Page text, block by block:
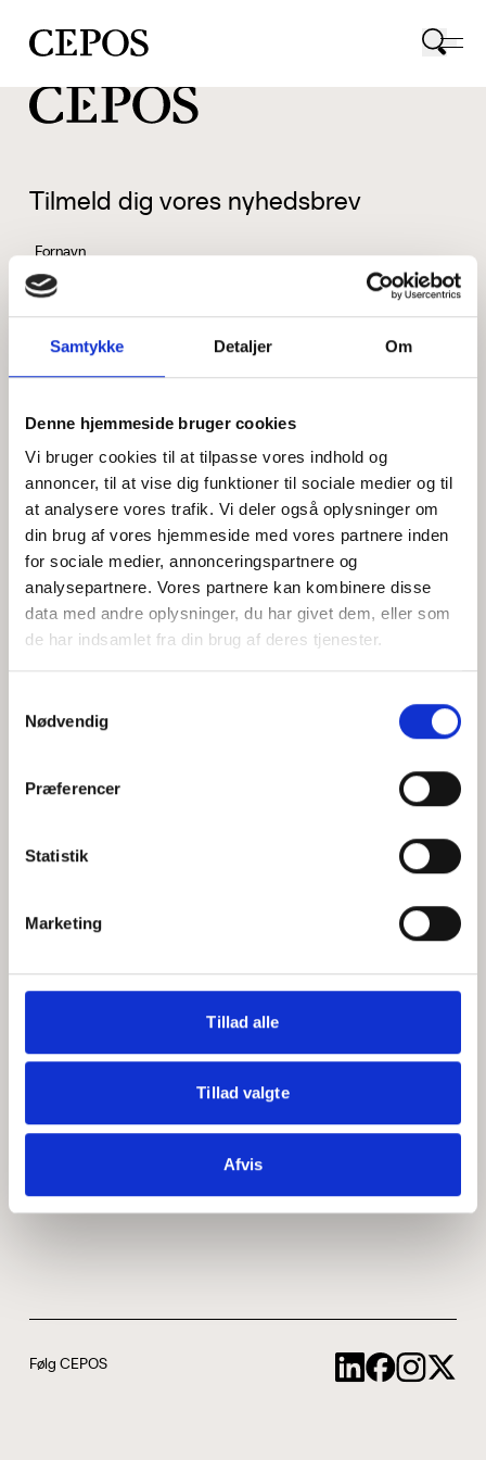
Samtykke Detaljer Om
Denne hjemmeside bruger cookies
Vi bruger cookies til at tilpasse vores indhold og
annoncer, til at vise dig funktioner til sociale medier og til
at analysere vores trafik. Vi deler også oplysninger om
din brug af vores hjemmeside med vores partnere inden
for sociale medier, annonceringspartnere og
analysepartnere. Vores partnere kan kombinere disse
data med andre oplysninger, du har givet dem, eller som
de har indsamlet fra din brug af deres tjenester.
Nødvendig
Præferencer
Statistik
Marketing
Tillad alle
Tillad valgte
Afvis
CEPOS logo
Tilmeld dig vores nyhedsbrev
Fornavn
Efternavn
Jeg accepterer behandlingen af mine personoplysninger i
henhold tilprivatlivspolitikken
Hvem er CEPOS
Medarbejdere
ABCepos
Podcast
Følg CEPOS